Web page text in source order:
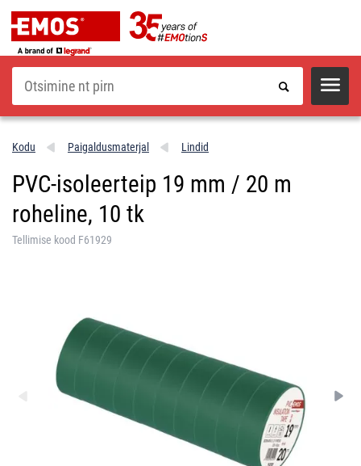
Otsi
Kodu Paigaldusmaterjal Lindid
PVC-isoleerteip 19 mm / 20 m
roheline, 10 tk
Tellimise kood F61929